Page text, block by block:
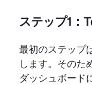
ステップ1：
最初のステップ
します。そのた
ダッシュボード